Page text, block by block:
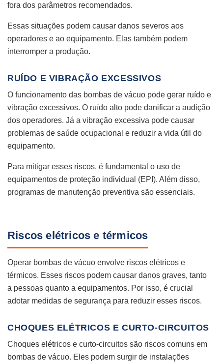
fora dos parâmetros recomendados.
Essas situações podem causar danos severos aos
operadores e ao equipamento. Elas também podem
interromper a produção.
RUÍDO E VIBRAÇÃO EXCESSIVOS
O funcionamento das bombas de vácuo pode gerar ruído e
vibração excessivos. O ruído alto pode danificar a audição
dos operadores. Já a vibração excessiva pode causar
problemas de saúde ocupacional e reduzir a vida útil do
equipamento.
Para mitigar esses riscos, é fundamental o uso de
equipamentos de proteção individual (EPI). Além disso,
programas de manutenção preventiva são essenciais.
Riscos elétricos e térmicos
Operar bombas de vácuo envolve riscos elétricos e
térmicos. Esses riscos podem causar danos graves, tanto
a pessoas quanto a equipamentos. Por isso, é crucial
adotar medidas de segurança para reduzir esses riscos.
CHOQUES ELÉTRICOS E CURTO-CIRCUITOS
Choques elétricos e curto-circuitos são riscos comuns em
bombas de vácuo. Eles podem surgir de instalações